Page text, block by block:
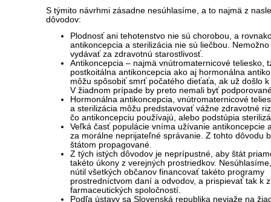
S týmito návrhmi zásadne nesúhlasíme, a to najmä z
dôvodov:
Plodnosť ani tehotenstvo nie sú chorobou, a
antikoncepcia a sterilizácia nie sú liečbou.
vydávať za zdravotnú starostlivosť.
Antikoncepcia – najmä vnútromaternicové teliesko,
postkoitálna antikoncepcia ako aj hormonálna
môžu spôsobiť smrť počatého dieťaťa, ak už došlo k
V žiadnom prípade by preto nemali byť
Hormonálna antikoncepcia, vnútromaternicové
a sterilizácia môžu predstavovať vážne zdravotné
čo antikoncepciu používajú, alebo podstúpia
Veľká časť populácie vníma užívanie antikoncepcie
za morálne neprijateľné správanie. Z tohto dôvodu
štátom propagované.
Z tých istých dôvodov je neprípustné, aby štát
takéto úkony z verejných prostriedkov.
nútil všetkých občanov financovať takéto programy
prostredníctvom daní a odvodov, a prispievať tak k
farmaceutických spoločností.
Podľa ústavy sa Slovenská republika neviaže na